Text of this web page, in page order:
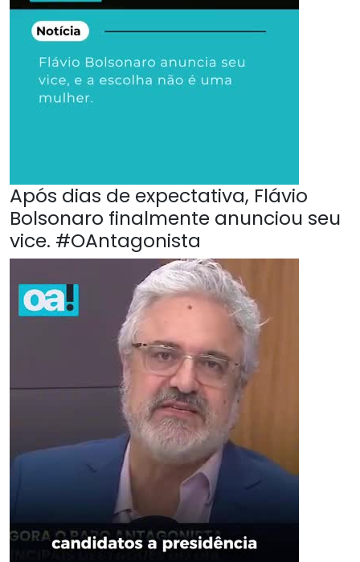
Após dias de expectativa, Flávio
Bolsonaro finalmente anunciou seu
vice. #OAntagonista